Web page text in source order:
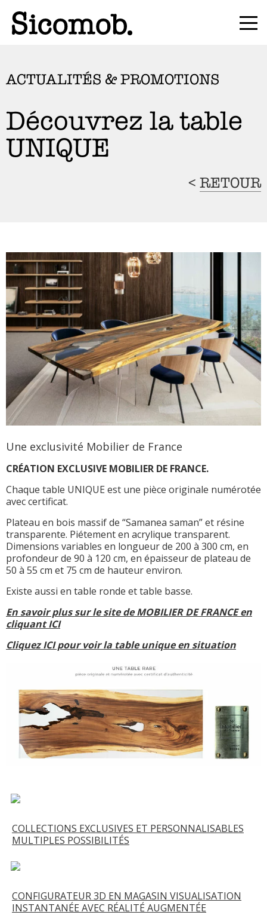
ACTUALITÉS & PROMOTIONS
Découvrez la table
UNIQUE
< RETOUR
Une exclusivité Mobilier de France
CRÉATION EXCLUSIVE MOBILIER DE FRANCE.
Chaque table UNIQUE est une pièce originale numérotée
avec certificat.
Plateau en bois massif de “Samanea saman” et résine
transparente. Piétement en acrylique transparent.
Dimensions variables en longueur de 200 à 300 cm, en
profondeur de 90 à 120 cm, en épaisseur de plateau de
50 à 55 cm et 75 cm de hauteur environ.
Existe aussi en table ronde et table basse.
En savoir plus sur le site de MOBILIER DE FRANCE en
cliquant ICI
Cliquez ICI pour voir la table unique en situation
COLLECTIONS EXCLUSIVES ET PERSONNALISABLES
MULTIPLES POSSIBILITÉS
CONFIGURATEUR 3D EN MAGASIN VISUALISATION
INSTANTANÉE AVEC RÉALITÉ AUGMENTÉE